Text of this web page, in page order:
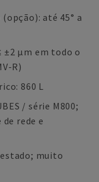
até 45° a
±2 μm em todo o
R)
860 L
/ série M800;
rede e
muito